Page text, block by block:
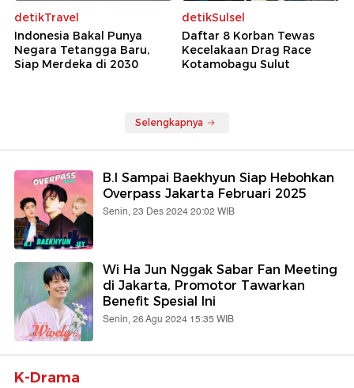
detikTravel
Indonesia Bakal Punya
Negara Tetangga Baru,
Siap Merdeka di 2030
detikSulsel
Daftar 8 Korban Tewas
Kecelakaan Drag Race
Kotamobagu Sulut
Selengkapnya
B.I Sampai Baekhyun Siap Hebohkan
Overpass Jakarta Februari 2025
Senin, 23 Des 2024 20:02 WIB
Wi Ha Jun Nggak Sabar Fan Meeting
di Jakarta, Promotor Tawarkan
Benefit Spesial Ini
Senin, 26 Agu 2024 15:35 WIB
K-Drama